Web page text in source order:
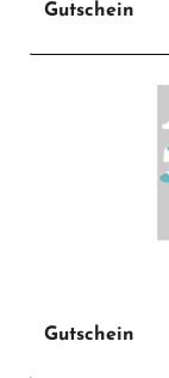
Gutschein
Gutschein